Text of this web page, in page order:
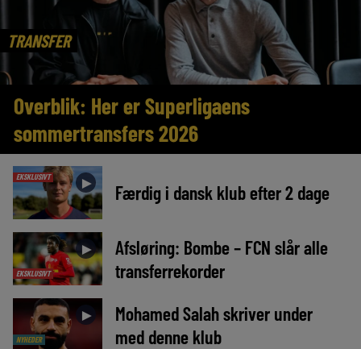
TRANSFER
Overblik: Her er Superligaens
sommertransfers 2026
EKSKLUSIVT ► Færdig i dansk klub efter 2 dage
EKSKLUSIVT
►
Afsløring: Bombe – FCN slår alle
transferrekorder
NYHEDER
►
Mohamed Salah skriver under
med denne klub